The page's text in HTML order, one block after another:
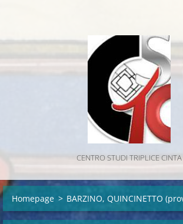
CENTRO STUDI TRIPLICE CINTA
Homepage > BARZINO, QUINCINETTO